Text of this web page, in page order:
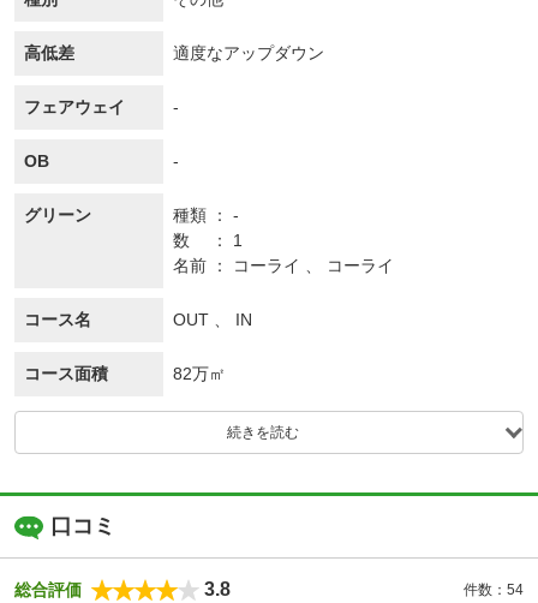
高低差 適度なアップダウン
フェアウェイ -
OB -
グリーン 種類
-
数
1
名前
コーライ 、 コーライ
コース名 OUT 、 IN
コース面積 82万㎡
続きを読む
口コミ
総合評価 3.8 件数：54